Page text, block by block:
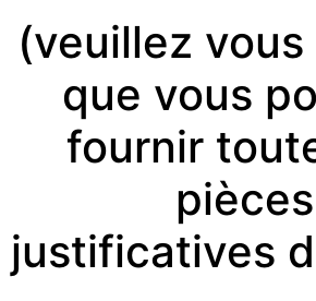
(veuillez vous
que vous
fournir
pièces
justificatives